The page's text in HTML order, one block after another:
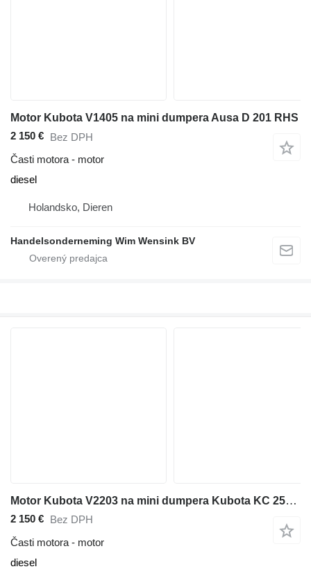
Motor Kubota V1405 na mini dumpera Ausa D 201 RHS
2 150 € Bez DPH
Časti motora - motor
diesel
Holandsko, Dieren
Handelsonderneming Wim Wensink BV
Motor Kubota V2203 na mini dumpera Kubota KC 250 H
2 150 € Bez DPH
Časti motora - motor
diesel